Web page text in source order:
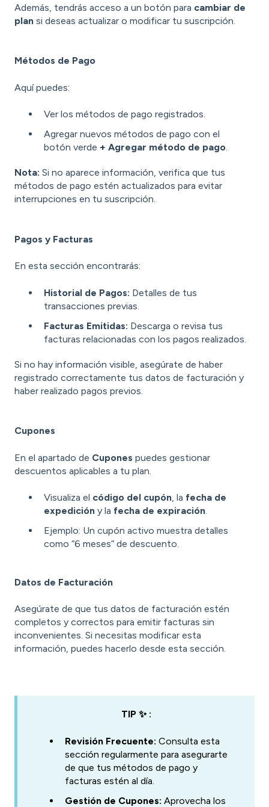
Además, tendrás acceso a un botón para cambiar de
plan si deseas actualizar o modificar tu suscripción.
Métodos de Pago
Aquí puedes:
Ver los métodos de pago registrados.
Agregar nuevos métodos de pago con el
botón verde + Agregar método de pago.
Nota: Si no aparece información, verifica que tus
métodos de pago estén actualizados para evitar
interrupciones en tu suscripción.
Pagos y Facturas
En esta sección encontrarás:
Historial de Pagos: Detalles de tus
transacciones previas.
Facturas Emitidas: Descarga o revisa tus
facturas relacionadas con los pagos realizados.
Si no hay información visible, asegúrate de haber
registrado correctamente tus datos de facturación y
haber realizado pagos previos.
Cupones
En el apartado de Cupones puedes gestionar
descuentos aplicables a tu plan.
Visualiza el código del cupón, la fecha de
expedición y la fecha de expiración.
Ejemplo: Un cupón activo muestra detalles
como “6 meses” de descuento.
Datos de Facturación
Asegúrate de que tus datos de facturación estén
completos y correctos para emitir facturas sin
inconvenientes. Si necesitas modificar esta
información, puedes hacerlo desde esta sección.
TIP ✨ :
Revisión Frecuente: Consulta esta
sección regularmente para asegurarte
de que tus métodos de pago y
facturas estén al día.
Gestión de Cupones: Aprovecha los